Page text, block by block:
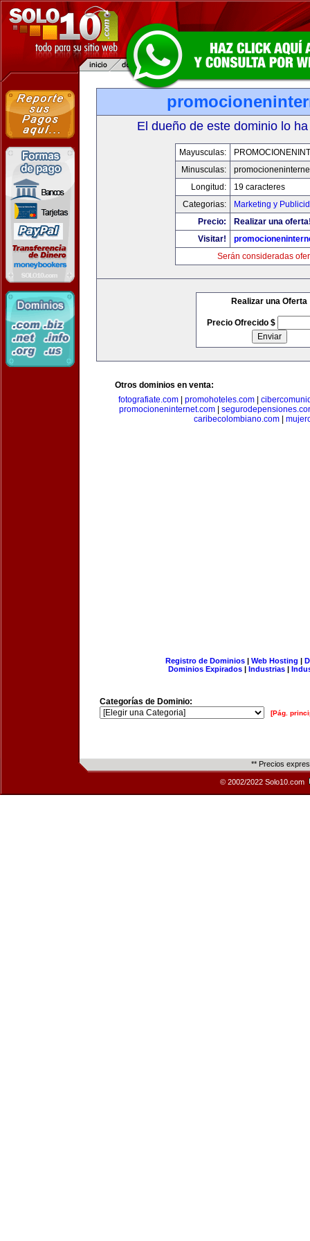
El dueño de este dominio lo
Mayusculas:
Minusculas:
Longitud:
19 caracteres
Categorias:
Marketing y
Precio:
Realizar una
Visitar!
Serán consideradas
Realizar una Oferta
Precio Ofrecido $
Otros dominios en venta:
fotografiate.com
promohoteles.com
promocioneninternet.com|
caribecolombiano.com|
Registro de Dominios| Web Hosting |
Dominios Expirados | Industrias |
Categorías de Dominio:
[Pág.
** Precios
© 2002/2022 Solo10.com